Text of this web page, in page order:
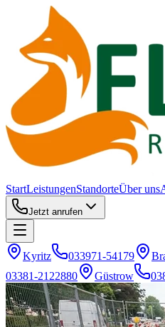
StartLeistungenStandorteÜber uns
Jetzt anrufen
Kyritz 033971-54179
03381-2122880
Güstrow